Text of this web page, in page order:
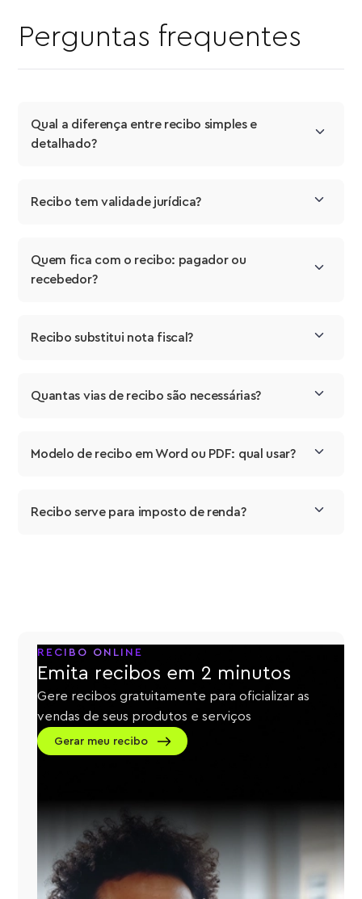
Perguntas frequentes
Qual a diferença entre recibo simples e
detalhado?
Recibo tem validade jurídica?
Quem fica com o recibo: pagador ou
recebedor?
Recibo substitui nota fiscal?
Quantas vias de recibo são necessárias?
Modelo de recibo em Word ou PDF: qual usar?
Recibo serve para imposto de renda?
RECIBO ONLINE
Emita recibos em 2 minutos
Gere recibos gratuitamente para oficializar as
vendas de seus produtos e serviços
Gerar meu recibo